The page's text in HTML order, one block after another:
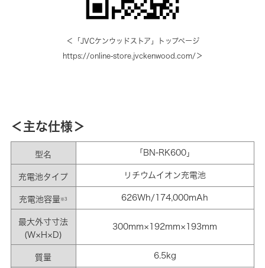
＜「JVCケンウッドストア」トップページ
https://online-store.jvckenwood.com/＞
＜主な仕様＞
型名 「BN-RK600」
充電池タイプ リチウムイオン充電池
充電池容量※3 626Wh/174,000mAh
最大外寸寸法
(W×H×D)
300mm×192mm×193mm
質量 6.5kg